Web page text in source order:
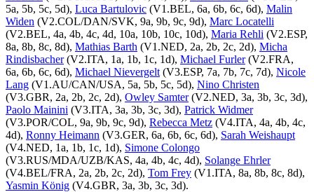
5a, 5b, 5c, 5d), Luca Bartulovic (V1.BEL, 6a, 6b, 6c, 6d), Malin
Widen (V2.COL/DAN/SVK, 9a, 9b, 9c, 9d), Marc Locatelli
(V2.BEL, 4a, 4b, 4c, 4d, 10a, 10b, 10c, 10d), Maria Rehli (V2.ESP,
8a, 8b, 8c, 8d), Mathias Barth (V1.NED, 2a, 2b, 2c, 2d), Micha
Rindisbacher(V2.ITA, 1a, 1b, 1c, 1d), Michael Furler(V2.FRA,
6a, 6b, 6c, 6d), Michael Nievergelt (V3.ESP, 7a, 7b, 7c, 7d), Nicole
Lang (V1.AU/CAN/USA, 5a, 5b, 5c, 5d), Nino Christen
(V3.GBR, 2a, 2b, 2c, 2d), Owley Samter(V2.NED, 3a, 3b, 3c, 3d),
Paolo Mainini (V3.ITA, 3a, 3b, 3c, 3d), Patrick Widmer
(V3.POR/COL, 9a, 9b, 9c, 9d), Rebecca Metz (V4.ITA, 4a, 4b, 4c,
4d), Ronny Heimann (V3.GER, 6a, 6b, 6c, 6d), Sarah Weishaupt
(V4.NED, 1a, 1b, 1c, 1d), Simone Colongo
(V3.RUS/MDA/UZB/KAS, 4a, 4b, 4c, 4d), Solange Ehrler
(V4.BEL/FRA, 2a, 2b, 2c, 2d), Tom Frey (V1.ITA, 8a, 8b, 8c, 8d),
Yasmin König (V4.GBR, 3a, 3b, 3c, 3d).